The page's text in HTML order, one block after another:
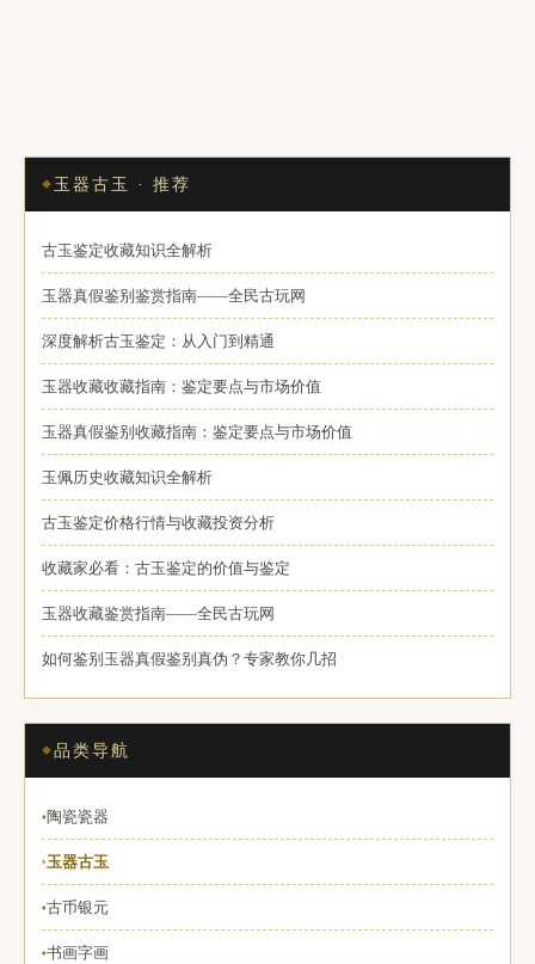
玉器古玉 · 推荐
古玉鉴定收藏知识全解析
玉器真假鉴别鉴赏指南——全民古玩网
深度解析古玉鉴定：从入门到精通
玉器收藏收藏指南：鉴定要点与市场价值
玉器真假鉴别收藏指南：鉴定要点与市场价值
玉佩历史收藏知识全解析
古玉鉴定价格行情与收藏投资分析
收藏家必看：古玉鉴定的价值与鉴定
玉器收藏鉴赏指南——全民古玩网
如何鉴别玉器真假鉴别真伪？专家教你几招
品类导航
♦ 陶瓷瓷器
♦玉器古玉
♦古币银元
♦书画字画